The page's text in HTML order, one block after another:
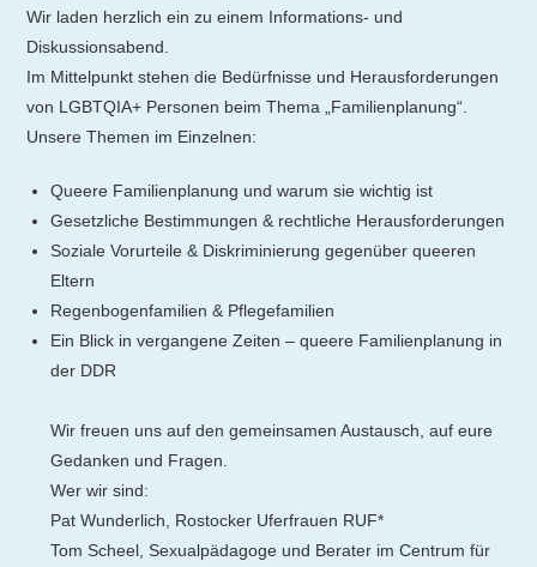
Wir laden herzlich ein zu einem Informations- und
Diskussionsabend.
Im Mittelpunkt stehen die Bedürfnisse und Herausforderungen
von LGBTQIA+ Personen beim Thema „Familienplanung“.
Unsere Themen im Einzelnen:
Queere Familienplanung und warum sie wichtig ist
Gesetzliche Bestimmungen & rechtliche Herausforderungen
Soziale Vorurteile & Diskriminierung gegenüber queeren
Eltern
Regenbogenfamilien & Pflegefamilien
Ein Blick in vergangene Zeiten – queere Familienplanung in
der DDR
Wir freuen uns auf den gemeinsamen Austausch, auf eure
Gedanken und Fragen.
Wer wir sind:
Pat Wunderlich, Rostocker Uferfrauen RUF*
Tom Scheel, Sexualpädagoge und Berater im Centrum für